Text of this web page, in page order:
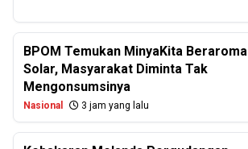
BPOM Temukan MinyaKita Beraroma
Solar, Masyarakat Diminta Tak
Mengonsumsinya
Nasional 3 jam yang lalu